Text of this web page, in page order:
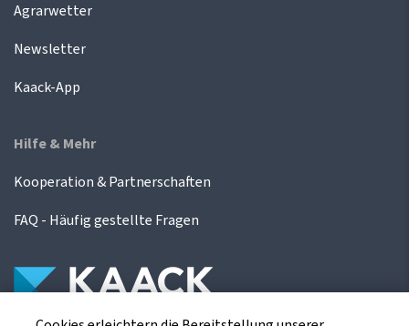
Agrarwetter
Newsletter
Kaack-App
Hilfe & Mehr
Kooperation & Partnerschaften
FAQ - Häufig gestellte Fragen